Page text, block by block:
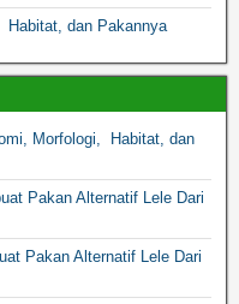
dan Pakannya
Morfologi, Habitat, dan
Pakan Alternatif Lele Dari
Pakan Alternatif Lele Dari